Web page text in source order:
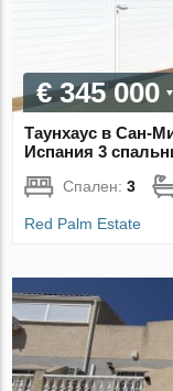
€ 345 000
Таунхаус в Сан-
Испания 3
Спален:3
Red Palm Estate